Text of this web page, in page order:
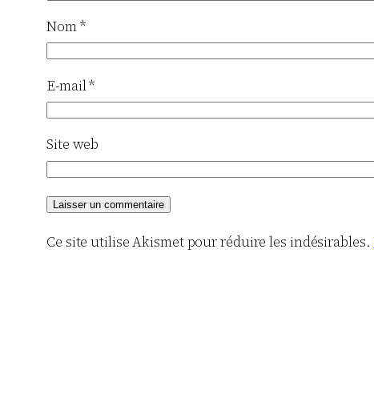
Nom*
E-mail*
Site web
Ce site utilise Akismet pour réduire les indésirables.